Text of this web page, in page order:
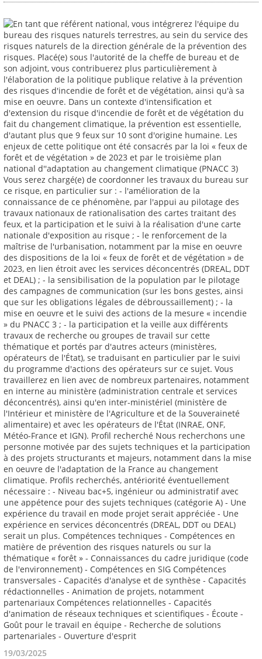
19/03/2025